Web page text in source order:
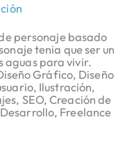
personaje basado
tenia que ser un
aguas para vivir.
Gráfico, Diseño
Ilustración,
SEO, Creación de
Freelance